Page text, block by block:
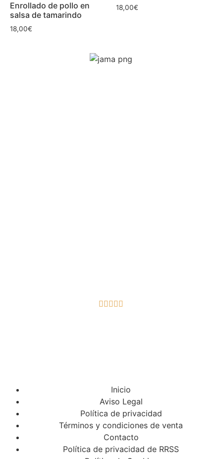
Enrollado de pollo en
salsa de tamarindo
18,00€
18,00€
    
Inicio
Aviso Legal
Política de privacidad
Términos y condiciones de venta
Contacto
Política de privacidad de RRSS